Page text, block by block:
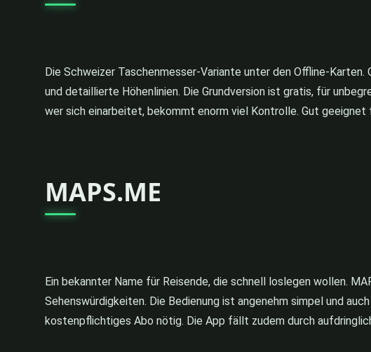
Die Schweizer Taschenmesser-Variante unter den Offline-
und detaillierte Höhenlinien. Die Grundversion ist gratis, für
wer sich einarbeitet, bekommt enorm viel Kontrolle. Gut
MAPS.ME
Ein bekannter Name für Reisende, die schnell loslegen wollen.
Sehenswürdigkeiten. Die Bedienung ist angenehm simpel und
kostenpflichtiges Abo nötig. Die App fällt zudem durch